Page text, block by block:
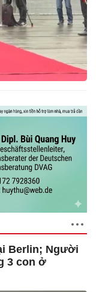
Berlin; Người
3 con ở